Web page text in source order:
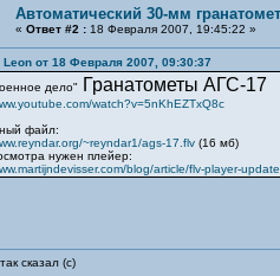
Автоматический 30-мм гранатомет
« Ответ #2 : 18 Февраля 2007, 19:45:22 »
Leon от 18 Февраля 2007, 09:30:37
дело"
Гранатометы АГС-17
watch?v=5nKhEZTxQ8c
файл:
~reyndar1/ags-17.flv (16 мб)
нужен плейер:
blog/article/flv-player-
сказал (с)